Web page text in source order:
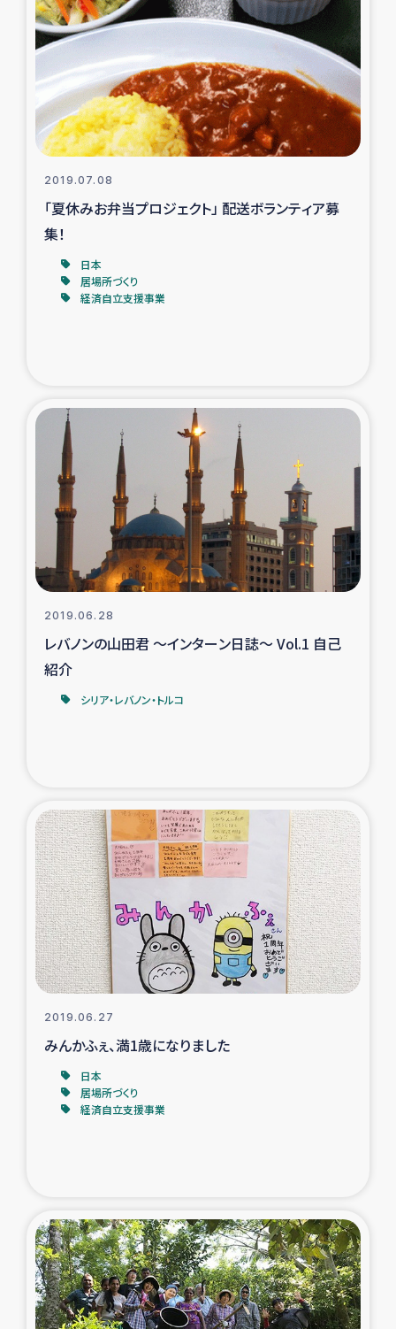
トルコ・シリア地震被災者支援
デニヤヤ小規模紅茶農家支援
コーヒー生産者支援
アイナロ県マウベシ郡でのコーヒー畑改善事業
2019.07.08
「夏休みお弁当プロジェクト」 配送ボランティア募
集！
日本
居場所づくり
経済自立支援事業
2019.06.28
レバノンの山田君 ～インターン日誌～ Vol.1 自己
紹介
シリア・レバノン・トルコ
2019.06.27
みんかふぇ、満1歳になりました
日本
居場所づくり
経済自立支援事業